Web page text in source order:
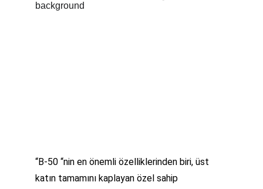
“B-50 “nin en önemli özelliklerinden biri, üst
katın tamamını kaplayan özel sahip